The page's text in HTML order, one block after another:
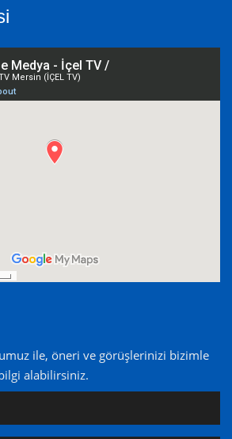
ile, öneri ve görüşlerinizi bizimle
alabilirsiniz.